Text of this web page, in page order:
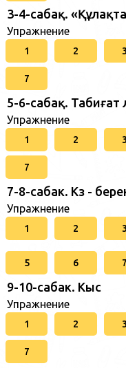
3-4-сабақ.
Упражнение
1 2 3
7
5-6-сабақ. Табиғат
Упражнение
1 2 3
7
7-8-сабак. Күз -
Упражнение
1 2 3
5 6 7
9-10-сабак. Кыс
Упражнение
1 2 3
7